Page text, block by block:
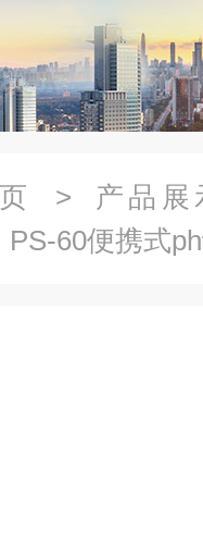
> 产品展
60便携式